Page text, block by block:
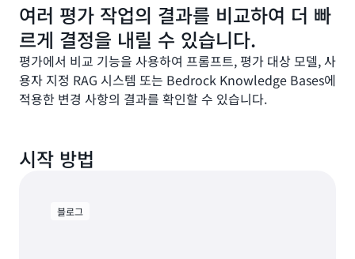
여러 평가 작업의 결과를 비교하여 더 빠
르게 결정을 내릴 수 있습니다.
평가에서 비교 기능을 사용하여 프롬프트, 평가 대상 모델, 사
용자 지정 RAG 시스템 또는 Bedrock Knowledge Bases에
적용한 변경 사항의 결과를 확인할 수 있습니다.
시작 방법
블로그